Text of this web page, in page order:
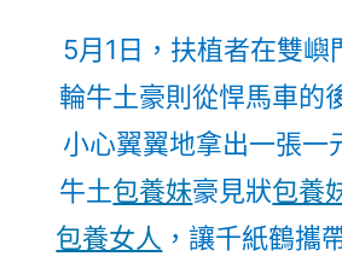
5月1日，扶植者在雙嶼
輪牛土豪則從悍馬車的
小心翼翼地拿出一張一
牛土包養妹豪見狀包養
包養女人 ，讓千紙鶴攜